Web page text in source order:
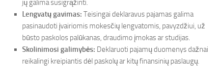
jų galima susigrąžinti.
Lengvatų gavimas: Teisingai deklaravus pajamas galima
pasinaudoti įvairiomis mokesčių lengvatomis, pavyzdžiui, už
būsto paskolos palūkanas, draudimo įmokas ar studijas.
Skolinimosi galimybės: Deklaruoti pajamų duomenys dažnai
reikalingi kreipiantis dėl paskolų ar kitų finansinių paslaugų.